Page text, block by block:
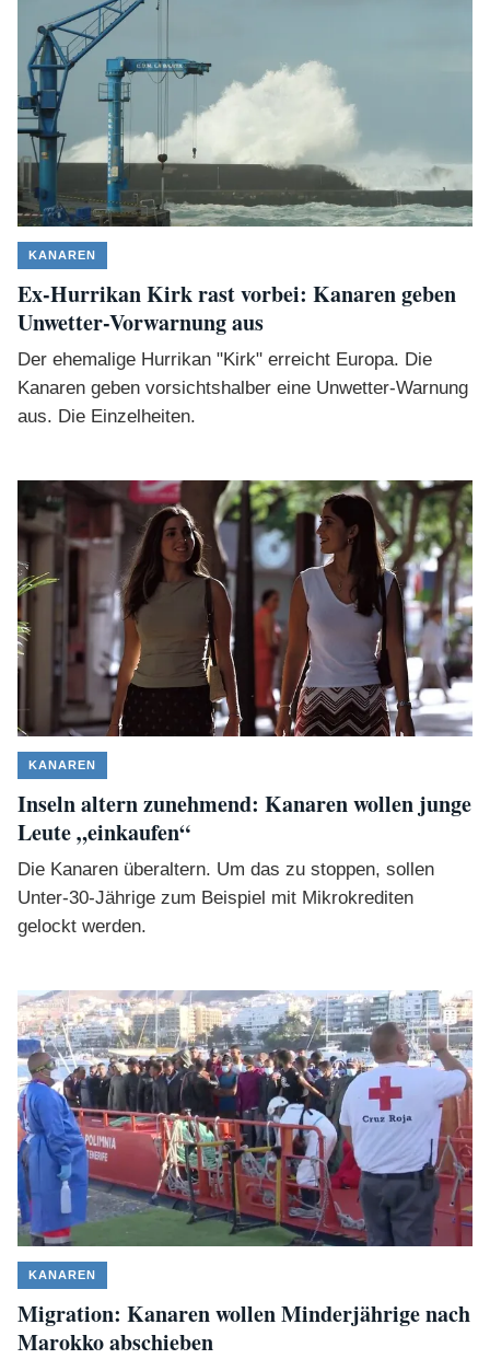
KANAREN
Ex-Hurrikan Kirk rast vorbei: Kanaren geben
Unwetter-Vorwarnung aus
Der ehemalige Hurrikan "Kirk" erreicht Europa. Die
Kanaren geben vorsichtshalber eine Unwetter-Warnung
aus. Die Einzelheiten.
KANAREN
Inseln altern zunehmend: Kanaren wollen junge
Leute „einkaufen“
Die Kanaren überaltern. Um das zu stoppen, sollen
Unter-30-Jährige zum Beispiel mit Mikrokrediten
gelockt werden.
KANAREN
Migration: Kanaren wollen Minderjährige nach
Marokko abschieben